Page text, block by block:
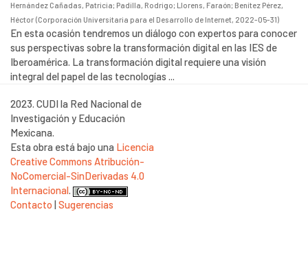
Hernández Cañadas, Patricia; Padilla, Rodrigo; Llorens, Faraón; Benítez Pérez,
Héctor (Corporación Universitaria para el Desarrollo de Internet, 2022-05-31)
En esta ocasión tendremos un diálogo con expertos para conocer
sus perspectivas sobre la transformación digital en las IES de
Iberoamérica. La transformación digital requiere una visión
integral del papel de las tecnologías ...
2023. CUDI la Red Nacional de
Investigación y Educación
Mexicana.
Esta obra está bajo una Licencia
Creative Commons Atribución-
NoComercial-SinDerivadas 4.0
Internacional.
Contacto |Sugerencias